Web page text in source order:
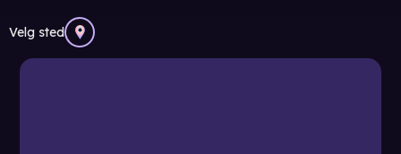
Velg sted